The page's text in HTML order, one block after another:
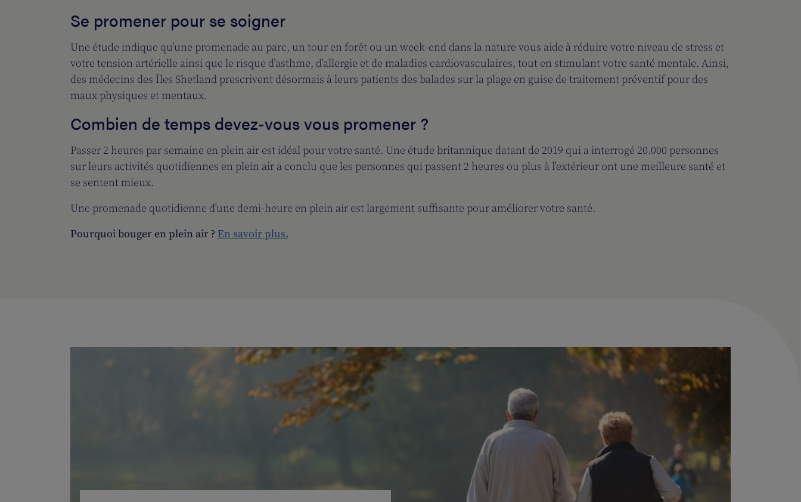
Se promener pour se soigner
Une étude indique qu’une promenade au parc, un tour en forêt ou un week-end dans la nature vous aide à réduire votre niveau de stress et
votre tension artérielle ainsi que le risque d’asthme, d’allergie et de maladies cardiovasculaires, tout en stimulant votre santé mentale. Ainsi,
des médecins des Îles Shetland prescrivent désormais à leurs patients des balades sur la plage en guise de traitement préventif pour des
maux physiques et mentaux.
Combien de temps devez-vous vous promener ?
Passer 2 heures par semaine en plein air est idéal pour votre santé. Une étude britannique datant de 2019 qui a interrogé 20.000 personnes
sur leurs activités quotidiennes en plein air a conclu que les personnes qui passent 2 heures ou plus à l’extérieur ont une meilleure santé et
se sentent mieux.
Une promenade quotidienne d’une demi-heure en plein air est largement suffisante pour améliorer votre santé.
Pourquoi bouger en plein air ? En savoir plus.